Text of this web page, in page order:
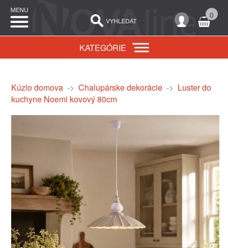
0
KATEGÓRIE
Kúzlo domova-> Chalupárske dekorácie-> Luster do
kuchyne Noemi kovový 80cm